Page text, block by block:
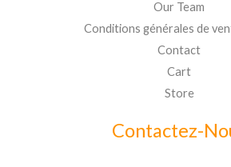
Our Team
Conditions générales de
Contact
Cart
Store
Contactez-